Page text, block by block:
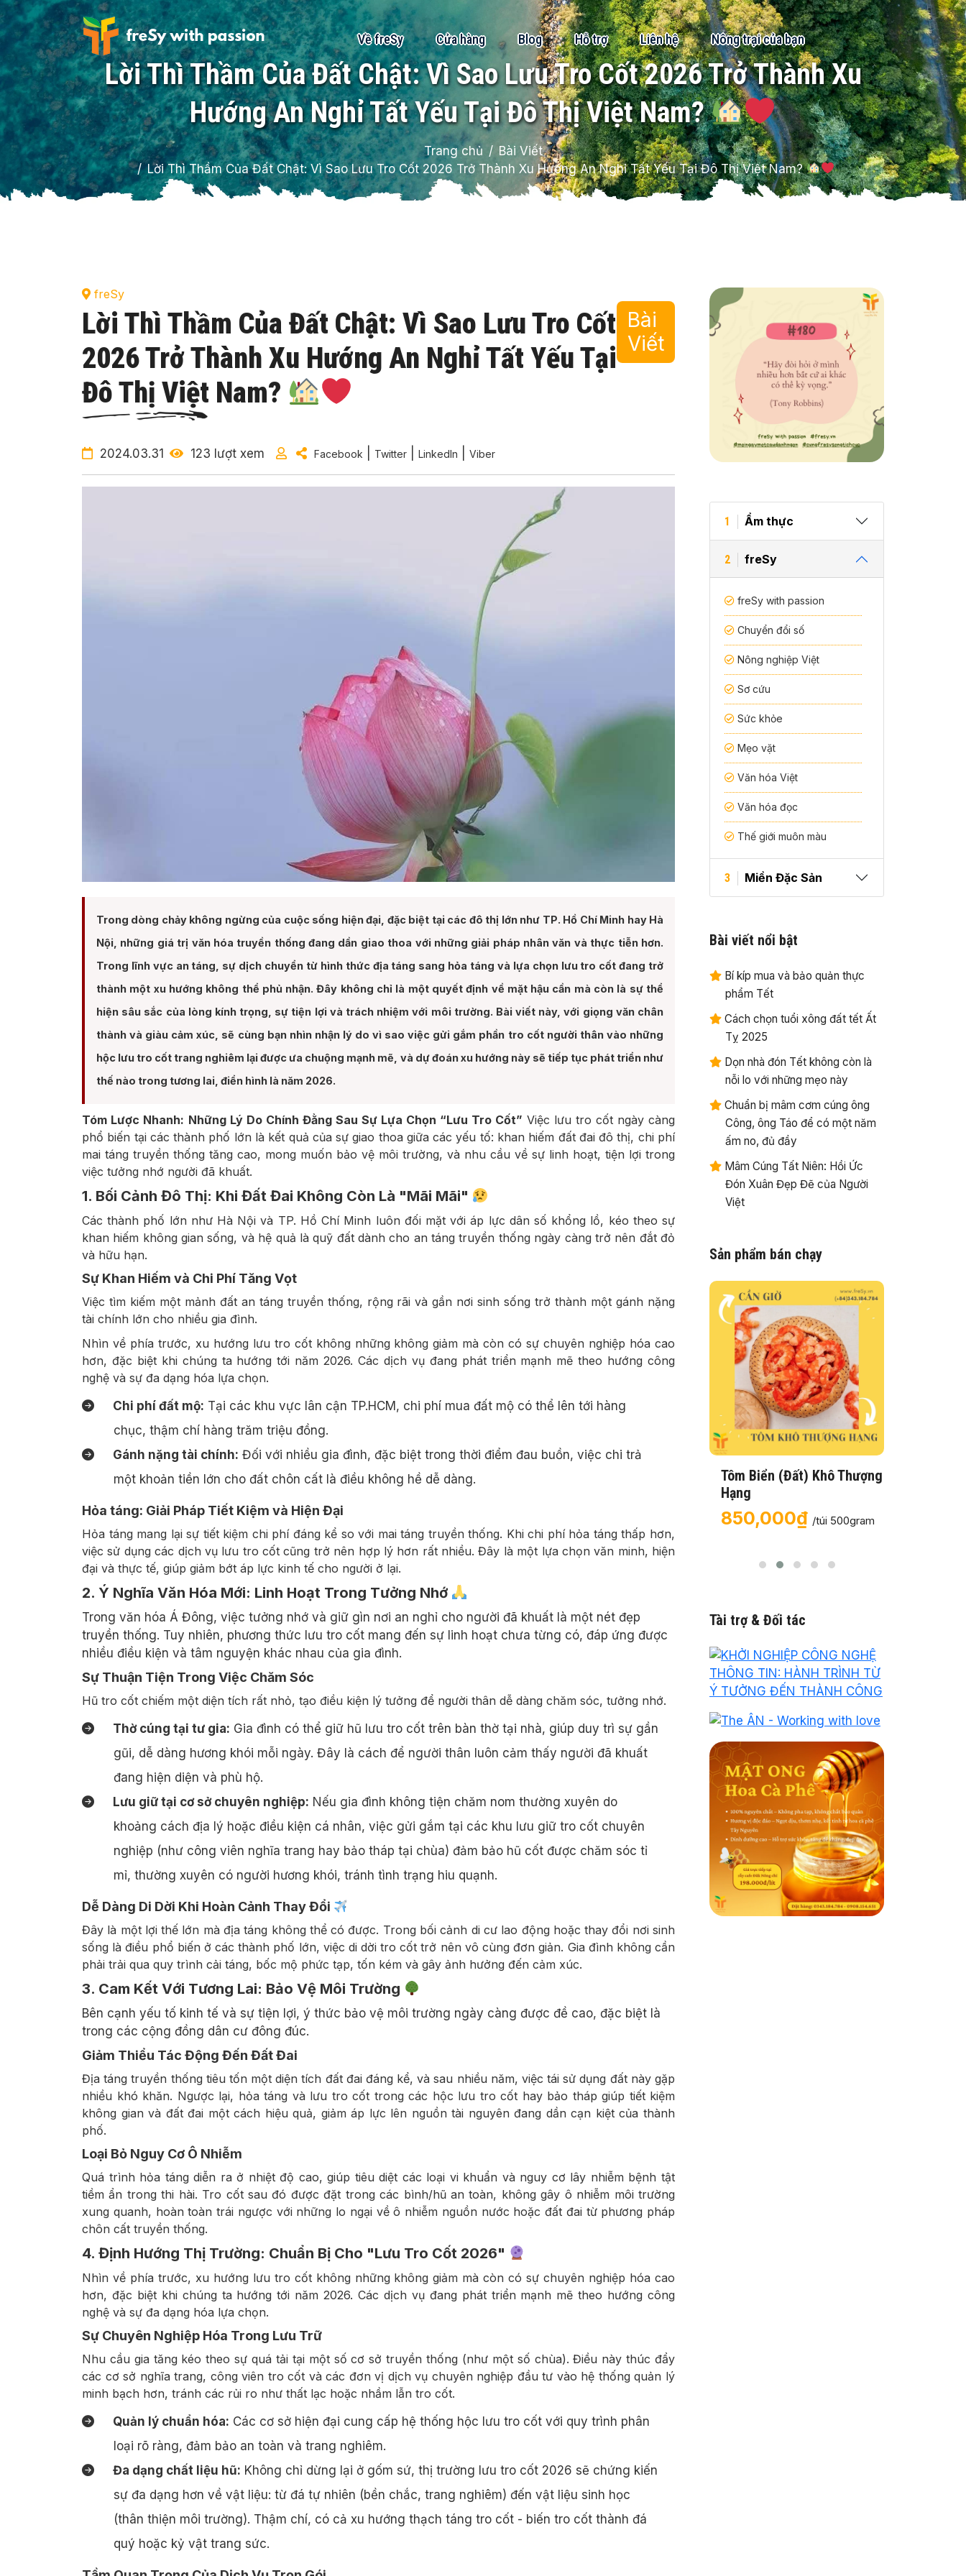
Về freSy Cửa hàng Blog Hỗ trợ Liên hệ Nông trại của bạn
Lời Thì Thầm Của Đất Chật: Vì Sao Lưu Tro Cốt 2026 Trở Thành Xu
Hướng An Nghỉ Tất Yếu Tại Đô Thị Việt Nam?
Trang chủ
Bài Viết
Lời Thì Thầm Của Đất Chật: Vì Sao Lưu Tro Cốt 2026 Trở Thành Xu Hướng An Nghỉ Tất Yếu Tại Đô Thị Việt Nam?
freSy
Lời Thì Thầm Của Đất Chật: Vì Sao Lưu Tro Cốt
2026 Trở Thành Xu Hướng An Nghỉ Tất Yếu Tại
Đô Thị Việt Nam?
Bài
Viết
2024.03.31 123 lượt xem Facebook Twitter LinkedIn Viber
Trong dòng chảy không ngừng của cuộc sống hiện đại, đặc biệt tại các đô thị lớn như TP. Hồ Chí Minh hay Hà
Nội, những giá trị văn hóa truyền thống đang dần giao thoa với những giải pháp nhân văn và thực tiễn hơn.
Trong lĩnh vực an táng, sự dịch chuyển từ hình thức địa táng sang hỏa táng và lựa chọn lưu tro cốt đang trở
thành một xu hướng không thể phủ nhận. Đây không chỉ là một quyết định về mặt hậu cần mà còn là sự thể
hiện sâu sắc của lòng kính trọng, sự tiện lợi và trách nhiệm với môi trường. Bài viết này, với giọng văn chân
thành và giàu cảm xúc, sẽ cùng bạn nhìn nhận lý do vì sao việc gửi gắm phần tro cốt người thân vào những
hộc lưu tro cốt trang nghiêm lại được ưa chuộng mạnh mẽ, và dự đoán xu hướng này sẽ tiếp tục phát triển như
thế nào trong tương lai, điển hình là năm 2026.
Tóm Lược Nhanh: Những Lý Do Chính Đằng Sau Sự Lựa Chọn “Lưu Tro Cốt” Việc lưu tro cốt ngày càng
phổ biến tại các thành phố lớn là kết quả của sự giao thoa giữa các yếu tố: khan hiếm đất đai đô thị, chi phí
mai táng truyền thống tăng cao, mong muốn bảo vệ môi trường, và nhu cầu về sự linh hoạt, tiện lợi trong
việc tưởng nhớ người đã khuất.
1. Bối Cảnh Đô Thị: Khi Đất Đai Không Còn Là "Mãi Mãi"
Các thành phố lớn như Hà Nội và TP. Hồ Chí Minh luôn đối mặt với áp lực dân số khổng lồ, kéo theo sự
khan hiếm không gian sống, và hệ quả là quỹ đất dành cho an táng truyền thống ngày càng trở nên đắt đỏ
và hữu hạn.
Sự Khan Hiếm và Chi Phí Tăng Vọt
Việc tìm kiếm một mảnh đất an táng truyền thống, rộng rãi và gần nơi sinh sống trở thành một gánh nặng
tài chính lớn cho nhiều gia đình.
Nhìn về phía trước, xu hướng lưu tro cốt không những không giảm mà còn có sự chuyên nghiệp hóa cao
hơn, đặc biệt khi chúng ta hướng tới năm 2026. Các dịch vụ đang phát triển mạnh mẽ theo hướng công
nghệ và sự đa dạng hóa lựa chọn.
Chi phí đất mộ: Tại các khu vực lân cận TP.HCM, chi phí mua đất mộ có thể lên tới hàng
chục, thậm chí hàng trăm triệu đồng.
Gánh nặng tài chính: Đối với nhiều gia đình, đặc biệt trong thời điểm đau buồn, việc chi trả
một khoản tiền lớn cho đất chôn cất là điều không hề dễ dàng.
Hỏa táng: Giải Pháp Tiết Kiệm và Hiện Đại
Hỏa táng mang lại sự tiết kiệm chi phí đáng kể so với mai táng truyền thống. Khi chi phí hỏa táng thấp hơn,
việc sử dụng các dịch vụ lưu tro cốt cũng trở nên hợp lý hơn rất nhiều. Đây là một lựa chọn văn minh, hiện
đại và thực tế, giúp giảm bớt áp lực kinh tế cho người ở lại.
2. Ý Nghĩa Văn Hóa Mới: Linh Hoạt Trong Tưởng Nhớ
Trong văn hóa Á Đông, việc tưởng nhớ và giữ gìn nơi an nghỉ cho người đã khuất là một nét đẹp
truyền thống. Tuy nhiên, phương thức lưu tro cốt mang đến sự linh hoạt chưa từng có, đáp ứng được
nhiều điều kiện và tâm nguyện khác nhau của gia đình.
Sự Thuận Tiện Trong Việc Chăm Sóc
Hũ tro cốt chiếm một diện tích rất nhỏ, tạo điều kiện lý tưởng để người thân dễ dàng chăm sóc, tưởng nhớ.
Thờ cúng tại tư gia: Gia đình có thể giữ hũ lưu tro cốt trên bàn thờ tại nhà, giúp duy trì sự gần
gũi, dễ dàng hương khói mỗi ngày. Đây là cách để người thân luôn cảm thấy người đã khuất
đang hiện diện và phù hộ.
Lưu giữ tại cơ sở chuyên nghiệp: Nếu gia đình không tiện chăm nom thường xuyên do
khoảng cách địa lý hoặc điều kiện cá nhân, việc gửi gắm tại các khu lưu giữ tro cốt chuyên
nghiệp (như công viên nghĩa trang hay bảo tháp tại chùa) đảm bảo hũ cốt được chăm sóc tỉ
mỉ, thường xuyên có người hương khói, tránh tình trạng hiu quạnh.
Dễ Dàng Di Dời Khi Hoàn Cảnh Thay Đổi
Đây là một lợi thế lớn mà địa táng không thể có được. Trong bối cảnh di cư lao động hoặc thay đổi nơi sinh
sống là điều phổ biến ở các thành phố lớn, việc di dời tro cốt trở nên vô cùng đơn giản. Gia đình không cần
phải trải qua quy trình cải táng, bốc mộ phức tạp, tốn kém và gây ảnh hưởng đến cảm xúc.
3. Cam Kết Với Tương Lai: Bảo Vệ Môi Trường
Bên cạnh yếu tố kinh tế và sự tiện lợi, ý thức bảo vệ môi trường ngày càng được đề cao, đặc biệt là
trong các cộng đồng dân cư đông đúc.
Giảm Thiểu Tác Động Đến Đất Đai
Địa táng truyền thống tiêu tốn một diện tích đất đai đáng kể, và sau nhiều năm, việc tái sử dụng đất này gặp
nhiều khó khăn. Ngược lại, hỏa táng và lưu tro cốt trong các hộc lưu tro cốt hay bảo tháp giúp tiết kiệm
không gian và đất đai một cách hiệu quả, giảm áp lực lên nguồn tài nguyên đang dần cạn kiệt của thành
phố.
Loại Bỏ Nguy Cơ Ô Nhiễm
Quá trình hỏa táng diễn ra ở nhiệt độ cao, giúp tiêu diệt các loại vi khuẩn và nguy cơ lây nhiễm bệnh tật
tiềm ẩn trong thi hài. Tro cốt sau đó được đặt trong các bình/hũ an toàn, không gây ô nhiễm môi trường
xung quanh, hoàn toàn trái ngược với những lo ngại về ô nhiễm nguồn nước hoặc đất đai từ phương pháp
chôn cất truyền thống.
4. Định Hướng Thị Trường: Chuẩn Bị Cho "Lưu Tro Cốt 2026"
Nhìn về phía trước, xu hướng lưu tro cốt không những không giảm mà còn có sự chuyên nghiệp hóa cao
hơn, đặc biệt khi chúng ta hướng tới năm 2026. Các dịch vụ đang phát triển mạnh mẽ theo hướng công
nghệ và sự đa dạng hóa lựa chọn.
Sự Chuyên Nghiệp Hóa Trong Lưu Trữ
Nhu cầu gia tăng kéo theo sự quá tải tại một số cơ sở truyền thống (như một số chùa). Điều này thúc đẩy
các cơ sở nghĩa trang, công viên tro cốt và các đơn vị dịch vụ chuyên nghiệp đầu tư vào hệ thống quản lý
minh bạch hơn, tránh các rủi ro như thất lạc hoặc nhầm lẫn tro cốt.
Quản lý chuẩn hóa: Các cơ sở hiện đại cung cấp hệ thống hộc lưu tro cốt với quy trình phân
loại rõ ràng, đảm bảo an toàn và trang nghiêm.
Đa dạng chất liệu hũ: Không chỉ dừng lại ở gốm sứ, thị trường lưu tro cốt 2026 sẽ chứng kiến
sự đa dạng hơn về vật liệu: từ đá tự nhiên (bền chắc, trang nghiêm) đến vật liệu sinh học
(thân thiện môi trường). Thậm chí, có cả xu hướng thạch táng tro cốt - biến tro cốt thành đá
quý hoặc kỷ vật trang sức.
1 Ẩm thực
2 freSy
freSy with passion
Chuyển đổi số
Nông nghiệp Việt
Sơ cứu
Sức khỏe
Mẹo vặt
Văn hóa Việt
Văn hóa đọc
Thế giới muôn màu
3 Miền Đặc Sản
Bài viết nổi bật
Bí kíp mua và bảo quản thực
phẩm Tết
Cách chọn tuổi xông đất tết Ất
Tỵ 2025
Dọn nhà đón Tết không còn là
nỗi lo với những mẹo này
Chuẩn bị mâm cơm cúng ông
Công, ông Táo để có một năm
ấm no, đủ đầy
Mâm Cúng Tất Niên: Hồi Ức
Đón Xuân Đẹp Đẽ của Người
Việt
Sản phẩm bán chạy
Lạp Xưởng Tôm Biển
180,000₫ /túi 500gram
Cá Thu Ảo Muối Ớt 1 Nắng
130,000₫
(từ 0.8 – 1.1kg))
Tôm Biển (Đất) Khô Thượng
Hạng
850,000₫ /túi 500gram
Tài trợ & Đối tác